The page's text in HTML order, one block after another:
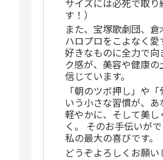
す！）
また、宝塚歌劇団、倉
ハロプロをこよなく愛
好きなものに全力で向
ク感が、美容や健康の
信じています。
「朝のツボ押し」や
いう小さな習慣が、あ
軽やかに、そして美し
く。 そのお手伝いがで
私の最大の喜びです。
どうぞよろしくお願い